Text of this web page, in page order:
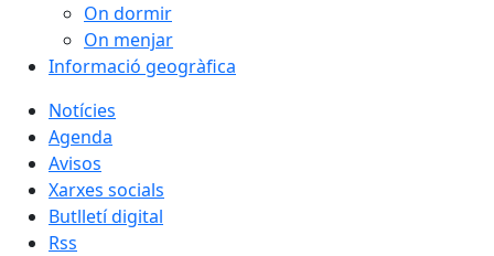
On dormir
On menjar
Informació geogràfica
Notícies
Agenda
Avisos
Xarxes socials
Butlletí digital
Rss